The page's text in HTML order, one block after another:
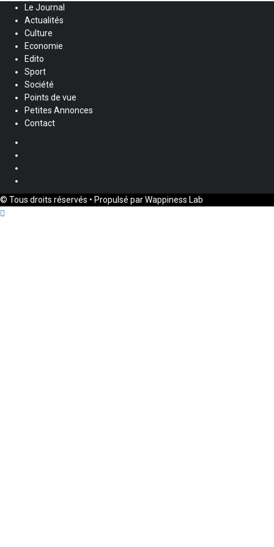
Le Journal
Actualités
Culture
Economie
Edito
Sport
Société
Points de vue
Petites Annonces
Contact
© Tous droits réservés • Propulsé par Wappiness Lab